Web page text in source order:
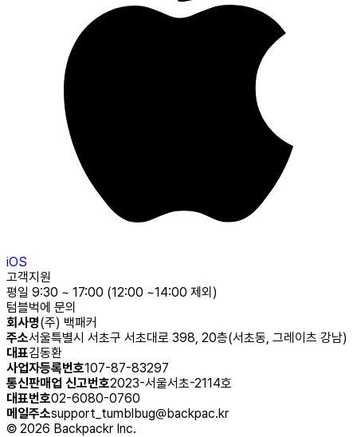
iOS
고객지원
평일 9:30 ~ 17:00 (12:00 ~14:00 제외)
텀블벅에 문의
회사명(주) 백패커
주소서울특별시 서초구 서초대로 398, 20층(서초동, 그레이츠 강남)
대표김동환
사업자등록번호107-87-83297
통신판매업 신고번호2023-서울서초-2114호
대표번호02-6080-0760
메일주소support_tumblbug@backpac.kr
© 2026 Backpackr Inc.